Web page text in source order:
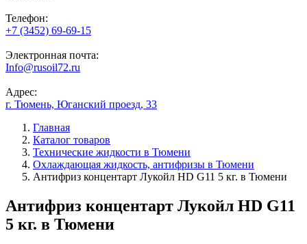
Телефон:
+7 (3452) 69-69-15
Электронная почта:
Info@rusoil72.ru
Адрес:
г. Тюмень, Юганский проезд, 33
Главная
Каталог товаров
Технические жидкости в Тюмени
Охлаждающая жидкость, антифризы в Тюмени
Антифриз концентарт Лукойл HD G11 5 кг. в Тюмени
Антифриз концентарт Лукойл HD G11
5 кг. в Тюмени